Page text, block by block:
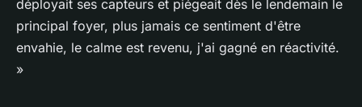
déployait ses capteurs et piégeait dès le lendemain le
principal foyer, plus jamais ce sentiment d'être
envahie, le calme est revenu, j'ai gagné en réactivité.
»